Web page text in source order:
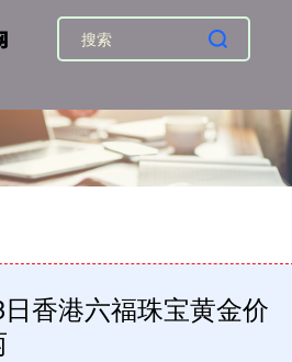
香港六福珠宝黄金价